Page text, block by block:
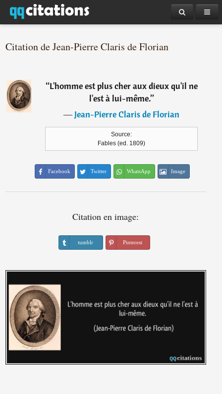
Citation de Jean-Pierre Claris de Florian
“L'homme est plus cher aux dieux qu'il ne
l'est à lui-même.”
―Jean-Pierre Claris de Florian
Source:
Fables (ed. 1809)
Facebook Twitter WhatsApp Image
Citation en image:
tumblr Pinterest